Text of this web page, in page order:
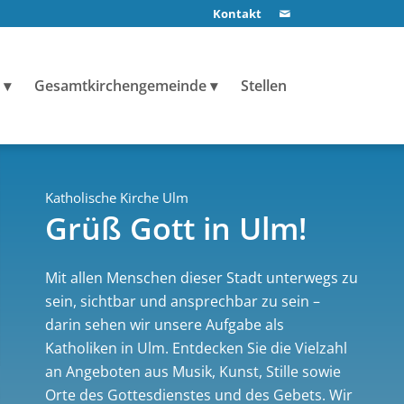
Kontakt
Gesamtkirchengemeinde Stellen
Katholische Kirche Ulm
Grüß Gott in Ulm!
Mit allen Menschen dieser Stadt unterwegs zu
sein, sichtbar und ansprechbar zu sein –
darin sehen wir unsere Aufgabe als
Katholiken in Ulm. Entdecken Sie die Vielzahl
an Angeboten aus Musik, Kunst, Stille sowie
Orte des Gottesdienstes und des Gebets. Wir